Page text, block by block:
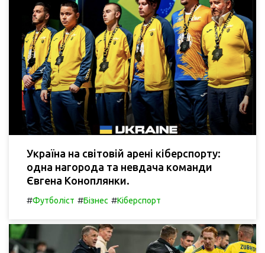
Україна на світовій арені кіберспорту:
одна нагорода та невдача команди
Євгена Коноплянки.
#Футболіст #Бізнес #Кіберспорт